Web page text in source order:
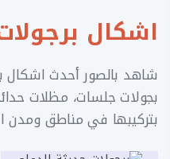
اشكال
بجولات جلسات، مظلات
بتركيبها في مناطق ومدن